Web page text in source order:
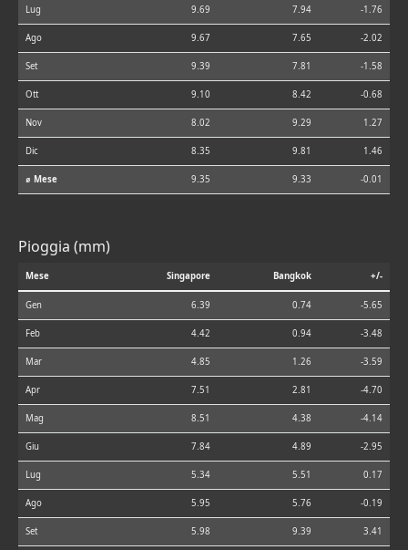
Lug 9.69 7.94 -1.76
Ago 9.67 7.65 -2.02
Set 9.39 7.81 -1.58
Ott 9.10 8.42 -0.68
Nov 8.02 9.29 1.27
Dic 8.35 9.81 1.46
⌀ Mese 9.35 9.33 -0.01
Pioggia (mm)
Mese Singapore Bangkok +/-
Gen 6.39 0.74 -5.65
Feb 4.42 0.94 -3.48
Mar 4.85 1.26 -3.59
Apr 7.51 2.81 -4.70
Mag 8.51 4.38 -4.14
Giu 7.84 4.89 -2.95
Lug 5.34 5.51 0.17
Ago 5.95 5.76 -0.19
Set 5.98 9.39 3.41